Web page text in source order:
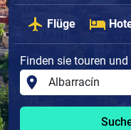
Flüge
Finden sie touren